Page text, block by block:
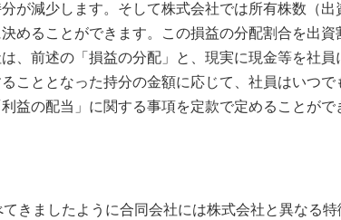
が減少します。そして株式会社では所有株数（
めることができます。この損益の分配割合を出
、前述の「損益の分配」と、現実に現金等を社
こととなった持分の金額に応じて、社員はいつ
益の配当」に関する事項を定款で定めることが
てきましたように合同会社には株式会社と異なる